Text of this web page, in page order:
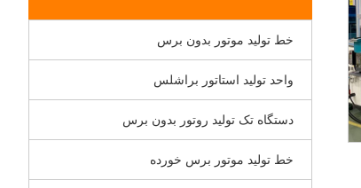
خط تولید موتور بدون برس
واحد تولید استاتور براشلس
دستگاه تک تولید روتور بدون برس
خط تولید موتور برس خورده